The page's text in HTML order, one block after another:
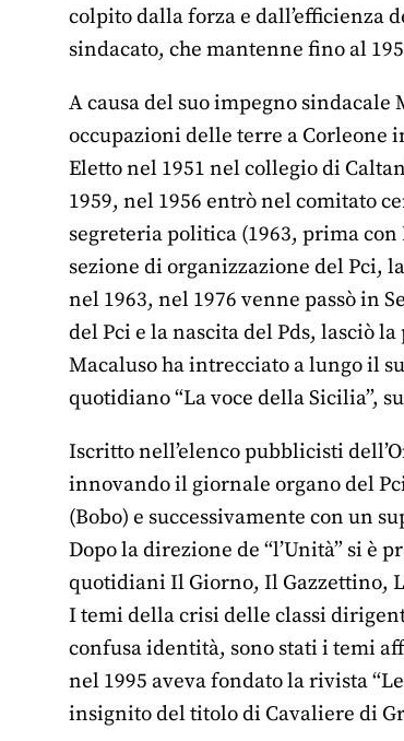
colpito dalla forza e dall’efficienza
sindacato, che mantenne fino al
A causa del suo impegno sindacale
occupazioni delle terre a Corleone
Eletto nel 1951 nel collegio di
1959, nel 1956 entrò nel comitato
segreteria politica (1963, prima
sezione di organizzazione del Pci,
nel 1963, nel 1976 venne passò in
del Pci e la nascita del Pds, lasciò
Macaluso ha intrecciato a lungo il
quotidiano “La voce della Sicilia”,
Iscritto nell’elenco pubblicisti
innovando il giornale organo del
(Bobo) e successivamente con un
Dopo la direzione de “l’Unità” si
quotidiani Il Giorno, Il Gazzettino,
I temi della crisi delle classi
confusa identità, sono stati i temi
nel 1995 aveva fondato la rivista
insignito del titolo di Cavaliere di